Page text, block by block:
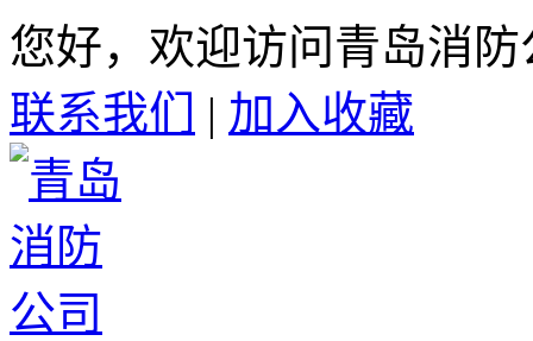
您好，欢迎访问青岛消
联系我们
| 加入收藏